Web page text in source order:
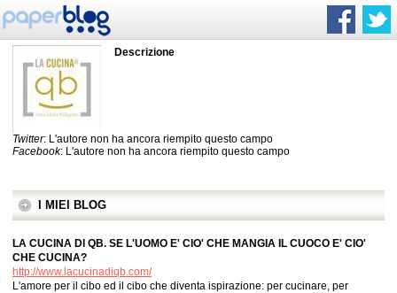
Descrizione
Twitter: L'autore non ha ancora riempito questo campo
Facebook: L'autore non ha ancora riempito questo campo
I MIEI BLOG
LA CUCINA DI QB. SE L'UOMO E' CIO' CHE MANGIA IL CUOCO E' CIO'
CHE CUCINA?
http://www.lacucinadiqb.com/
L'amore per il cibo ed il cibo che diventa ispirazione: per cucinare, per